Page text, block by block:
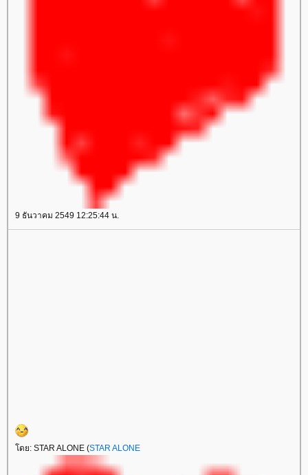
9 ธันวาคม 2549 12:25:44 น.
ดย: STAR ALONE (STAR ALONE